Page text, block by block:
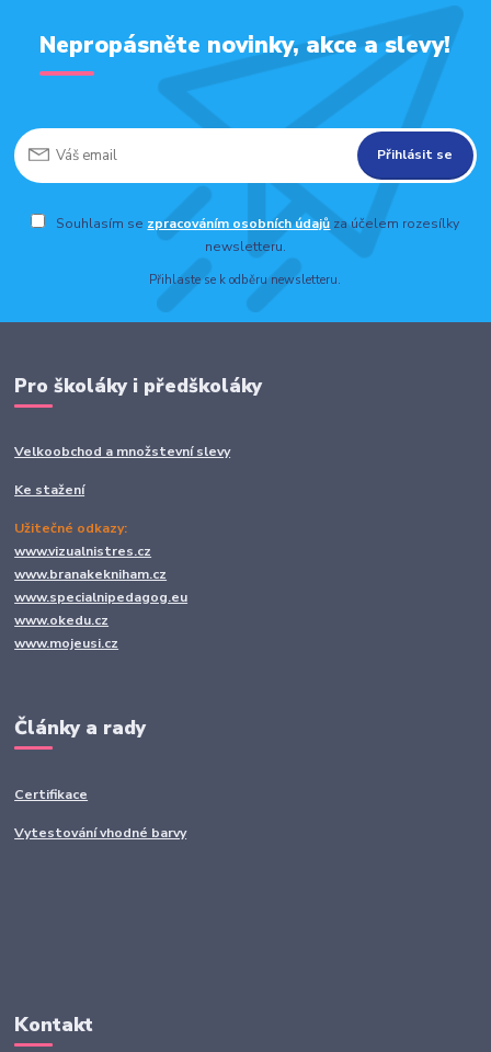
Nepropásněte novinky, akce a slevy!
Přihlásit se
Souhlasím se zpracováním osobních údajů za účelem rozesílky
newsletteru.
Přihlaste se k odběru newsletteru.
Pro školáky i předškoláky
Velkoobchod a množstevní slevy
Ke stažení
Užitečné odkazy:
www.vizualnistres.cz
www.branakekniham.cz
www.specialnipedagog.eu
www.okedu.cz
www.mojeusi.cz
Články a rady
Certifikace
Vytestování vhodné barvy
Kontakt